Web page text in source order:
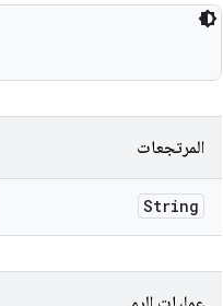
المرتجعات
String